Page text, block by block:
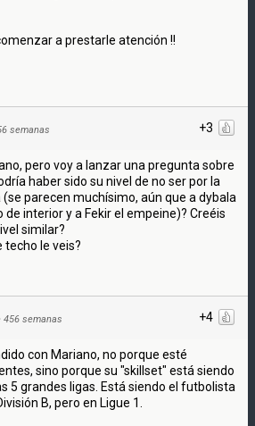
a prestarle atención !!
+3
semanas
pero voy a lanzar una pregunta sobre
haber sido su nivel de no ser por la
(se parecen muchísimo, aún que a dybala
de interior y a Fekir el empeine)? Creéis
similar?
techo le veis?
+4
456 semanas
con Mariano, no porque esté
sino porque su "skillset" está siendo
5 grandes ligas. Está siendo el futbolista
B, pero en Ligue 1.